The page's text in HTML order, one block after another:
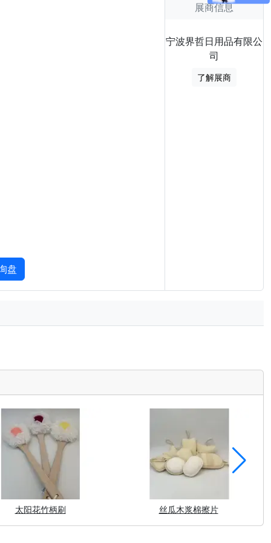
盘
展商信息
宁波界哲日用品有限公
司
了解展商
太阳花竹柄刷 丝瓜木浆棉擦片